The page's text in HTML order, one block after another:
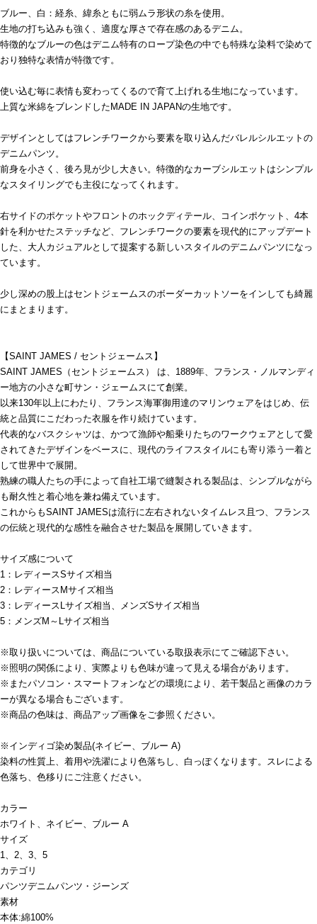
ブルー、白：経糸、緯糸ともに弱ムラ形状の糸を使用。
生地の打ち込みも強く、適度な厚さで存在感のあるデニム。
特徴的なブルーの色はデニム特有のロープ染色の中でも特殊な染料で染めて
おり独特な表情が特徴です。
使い込む毎に表情も変わってくるので育て上げれる生地になっています。
上質な米綿をブレンドしたMADE IN JAPANの生地です。
デザインとしてはフレンチワークから要素を取り込んだバレルシルエットの
デニムパンツ。
前身を小さく、後ろ見が少し大きい。特徴的なカーブシルエットはシンプル
なスタイリングでも主役になってくれます。
右サイドのポケットやフロントのホックディテール、コインポケット、4本
針を利かせたステッチなど、フレンチワークの要素を現代的にアップデート
した、大人カジュアルとして提案する新しいスタイルのデニムパンツになっ
ています。
少し深めの股上はセントジェームスのボーダーカットソーをインしても綺麗
にまとまります。
【SAINT JAMES / セントジェームス】
SAINT JAMES（セントジェームス） は、1889年、フランス・ノルマンディ
ー地方の小さな町サン・ジェームスにて創業。
以来130年以上にわたり、フランス海軍御用達のマリンウェアをはじめ、伝
統と品質にこだわった衣服を作り続けています。
代表的なバスクシャツは、かつて漁師や船乗りたちのワークウェアとして愛
されてきたデザインをベースに、現代のライフスタイルにも寄り添う一着と
して世界中で展開。
熟練の職人たちの手によって自社工場で縫製される製品は、シンプルながら
も耐久性と着心地を兼ね備えています。
これからもSAINT JAMESは流行に左右されないタイムレス且つ、フランス
の伝統と現代的な感性を融合させた製品を展開していきます。
サイズ感について
1：レディースSサイズ相当
2：レディースMサイズ相当
3：レディースLサイズ相当、メンズSサイズ相当
5：メンズM～Lサイズ相当
※取り扱いについては、商品についている取扱表示にてご確認下さい。
※照明の関係により、実際よりも色味が違って見える場合があります。
※またパソコン・スマートフォンなどの環境により、若干製品と画像のカラ
ーが異なる場合もございます。
※商品の色味は、商品アップ画像をご参照ください。
※インディゴ染め製品(ネイビー、ブルー A)
染料の性質上、着用や洗濯により色落ちし、白っぽくなります。スレによる
色落ち、色移りにご注意ください。
カラー
ホワイト、ネイビー、ブルー A
サイズ
1、2、3、5
カテゴリ
パンツデニムパンツ・ジーンズ
素材
本体:綿100%